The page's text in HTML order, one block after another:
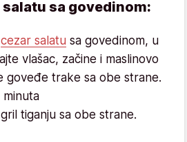
salatu sa govedinom:
cezar salatu sa govedinom, u
vlašac, začine i maslinovo
goveđe trake sa obe strane.
minuta
tiganju sa obe strane.